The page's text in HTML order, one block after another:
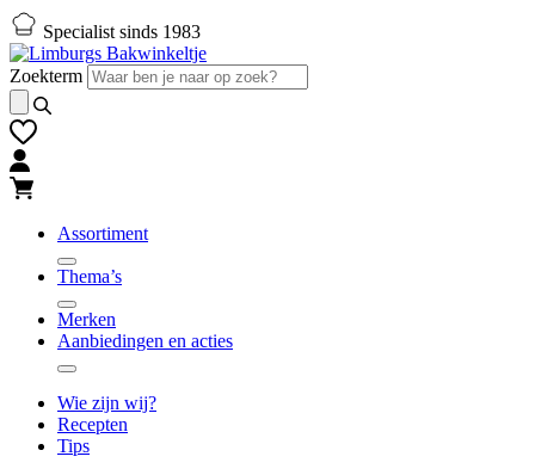
Naar
hoofd-
inhoud
gaan
Naar
footer
gaan
Specialist sinds 1983
Zoekterm
Assortiment
Thema’s
Merken
Aanbiedingen en acties
Wie zijn wij?
Recepten
Tips